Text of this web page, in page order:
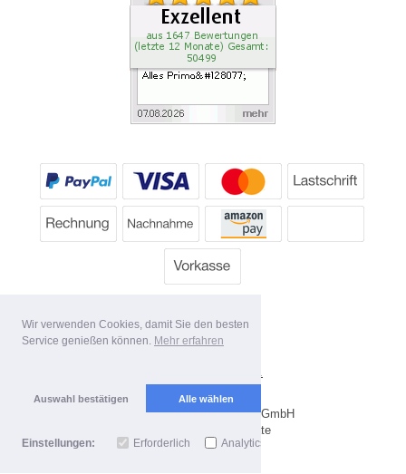
Wir verwenden Cookies, damit Sie den besten
Service genießen können. Mehr erfahren
Auswahl bestätigen Alle wählen
Einstellungen: Erforderlich Analytics
Lieferbedingungen
Copyright 2026 by Dartpoint GmbH
Mobile Shop by Shopgate